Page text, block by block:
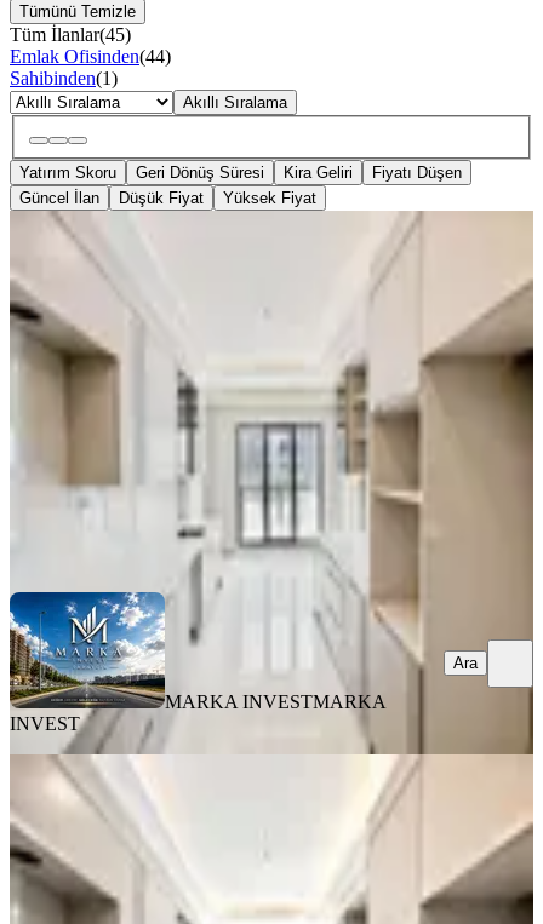
Tümünü Temizle
Tüm İlanlar(45)
Emlak Ofisinden(44)
Sahibinden(1)
Akıllı Sıralama
Yatırım Skoru Geri Dönüş Süresi Kira Geliri
Fiyatı Düşen
Güncel İlan
Düşük Fiyat Yüksek Fiyat
YENİ
Marka Invest/susuz İskanlı Hemen
Tapu Kat Ve Cephe Seçenekli 4+1
4+1
08.08.2026
11.500.000 ₺
MARKA INVEST
MARKA INVESTMARKA
INVEST
Ara
SIFIR BİNA
Marka Invest Susuz'da İskanlı Site İçi
Yenimahalle, Susuz Mahallesi
· 175 m² ·4. Kat 07.08.2026